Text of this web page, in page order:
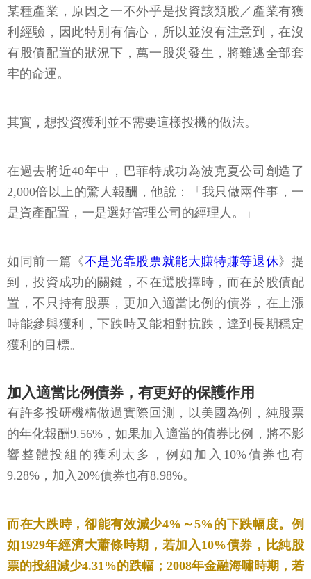
某種產業，原因之一不外乎是投資該類股／產業有獲
利經驗，因此特別有信心，所以並沒有注意到，在沒
有股債配置的狀況下，萬一股災發生，將難逃全部套
牢的命運。
其實，想投資獲利並不需要這樣投機的做法。
在過去將近40年中，巴菲特成功為波克夏公司創造了
2,000倍以上的驚人報酬，他說：「我只做兩件事，一
是資產配置，一是選好管理公司的經理人。」
如同前一篇《不是光靠股票就能大賺特賺等退休》提
到，投資成功的關鍵，不在選股擇時，而在於股債配
置，不只持有股票，更加入適當比例的債券，在上漲
時能參與獲利，下跌時又能相對抗跌，達到長期穩定
獲利的目標。
加入適當比例債券，有更好的保護作用
有許多投研機構做過實際回測，以美國為例，純股票
的年化報酬9.56%，如果加入適當的債券比例，將不影
響整體投組的獲利太多，例如加入10%債券也有
9.28%，加入20%債券也有8.98%。
而在大跌時，卻能有效減少4%～5%的下跌幅度。例
如1929年經濟大蕭條時期，若加入10%債券，比純股
票的投組減少4.31%的跌幅；2008年金融海嘯時期，若